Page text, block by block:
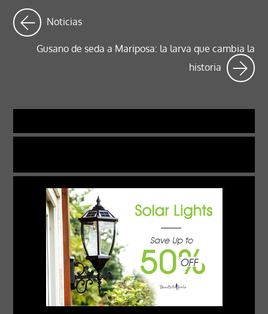
Noticias
Gusano de seda a Mariposa: la larva que cambia la
historia